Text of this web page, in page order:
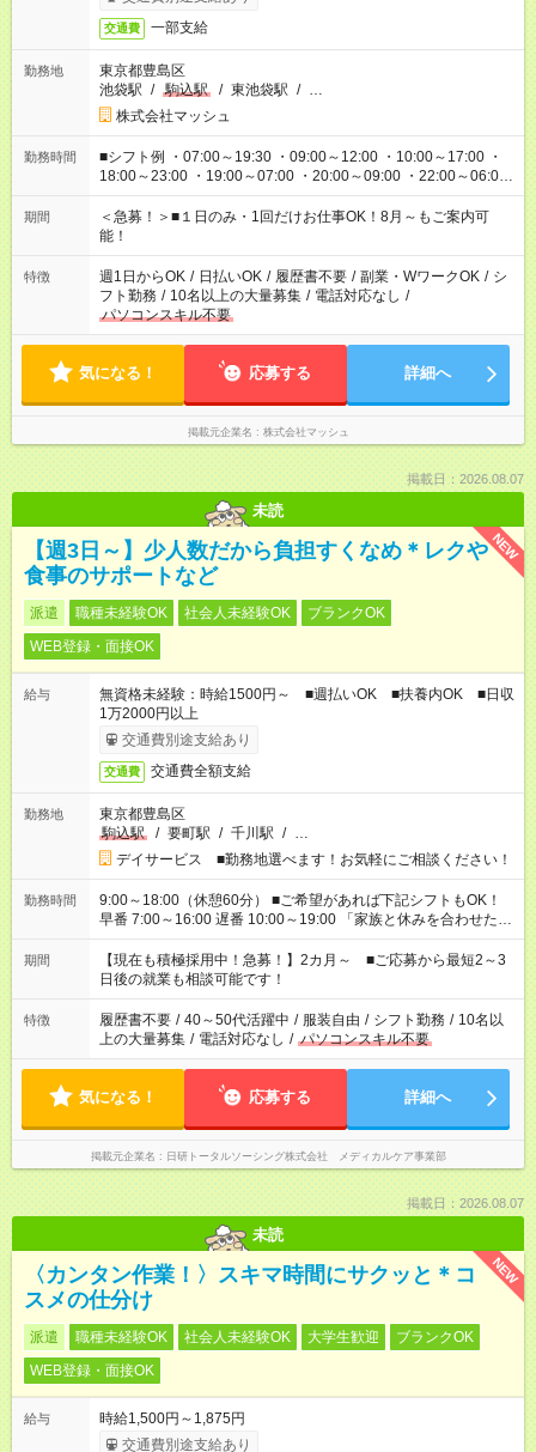
交通費 一部支給
勤務地
東京都豊島区
池袋駅 / 駒込駅 / 東池袋駅 / …
株式会社マッシュ
勤務時間
■シフト例 ・07:00～19:30 ・09:00～12:00 ・10:00～17:00 ・
18:00～23:00 ・19:00～07:00 ・20:00～09:00 ・22:00～06:00
etc ★最短で3時間で5,120円のお仕事から 15時間で2万円近く稼
げるお仕事も！ ご希望のお時間に合わせてご紹介！ ※シフトは
現場によって異なります。 ※勿論、休憩時間はあるのでご安心
ください！
期間
＜急募！＞■１日のみ・1回だけお仕事OK！8月～もご案内可
能！
特徴 週1日からOK / 日払いOK / 履歴書不要 / 副業・WワークOK / シ
フト勤務 / 10名以上の大量募集 / 電話対応なし /
パソコンスキル不要
気になる！ 応募する 詳細へ
掲載元企業名 株式会社マッシュ
掲載日：2026.08.07
未読
NEW
【週3日～】少人数だから負担すくなめ＊レクや
食事のサポートなど
派遣 職種未経験OK 社会人未経験OK
ブランクOK
WEB登録・面接OK
給与
無資格未経験：時給1500円～ ■週払いOK ■扶養内OK ■日収
1万2000円以上
交通費別途支給あり
交通費 交通費全額支給
勤務地
東京都豊島区
駒込駅
/ 要町駅 / 千川駅 / …
デイサービス ■勤務地選べます！お気軽にご相談ください！
勤務時間
9:00～18:00（休憩60分） ■ご希望があれば下記シフトもOK！
早番 7:00～16:00 遅番 10:00～19:00 「家族と休みを合わせた
い」 「余裕を持って夕飯の準備がしたい」 「できれば残業はし
たくない」 など、ご希望を教えてくださいね。 ※Wワーク希望
の方へ 今ご覧のお仕事で希望する勤務時間と、もう1つのお仕事
の勤務時間。 合計で週40時間を超える場合は応募できません。
期間
【現在も積極採用中！急募！】2カ月～ ■ご応募から最短2～3
日後の就業も相談可能です！
特徴 履歴書不要 / 40～50代活躍中 / 服装自由 / シフト勤務 / 10名以
上の大量募集 / 電話対応なし / パソコンスキル不要
気になる！ 応募する 詳細へ
掲載元企業名 日研トータルソーシング株式会社 メディカルケア事業部
掲載日：2026.08.07
未読
NEW
〈カンタン作業！〉スキマ時間にサクッと＊コ
スメの仕分け
派遣 職種未経験OK 社会人未経験OK 大学生歓迎
ブランクOK
WEB登録・面接OK
給与
時給1,500円～1,875円
交通費別途支給あり